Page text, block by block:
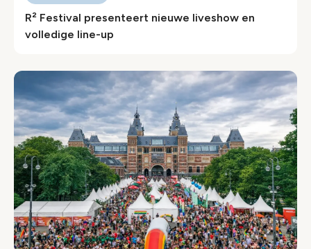
R² Festival presenteert nieuwe liveshow en
volledige line-up